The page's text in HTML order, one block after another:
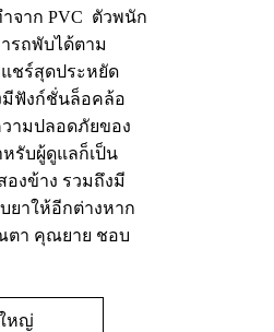
จาก PVC ตัวพนัก
รถพับได้ตาม
แชร์สุดประหยัด
มีฟังก์ชั่นล็อคล้อ
ามปลอดภัยของ
รับผู้ดูแลก็เป็น
งข้าง รวมถึงมี
ยาให้อีกต่างหาก
ตา คุณยาย ชอบ
หญ่